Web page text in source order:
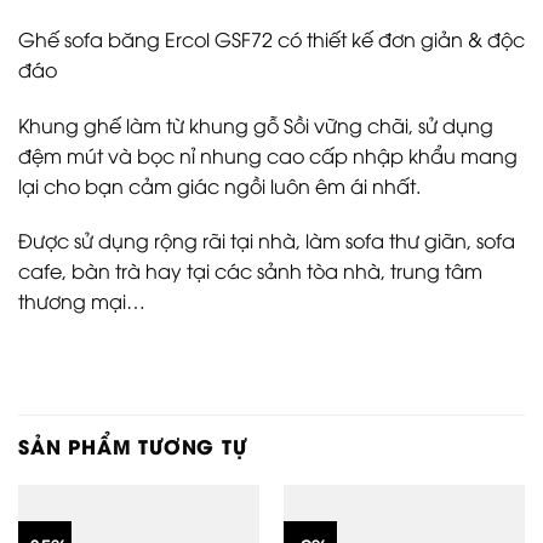
Ghế sofa băng Ercol GSF72 có thiết kế đơn giản & độc
đáo
Khung ghế làm từ khung gỗ Sồi vững chãi, sử dụng
đệm mút và bọc nỉ nhung cao cấp nhập khẩu mang
lại cho bạn cảm giác ngồi luôn êm ái nhất.
Được sử dụng rộng rãi tại nhà, làm sofa thư giãn, sofa
cafe, bàn trà hay tại các sảnh tòa nhà, trung tâm
thương mại…
SẢN PHẨM TƯƠNG TỰ